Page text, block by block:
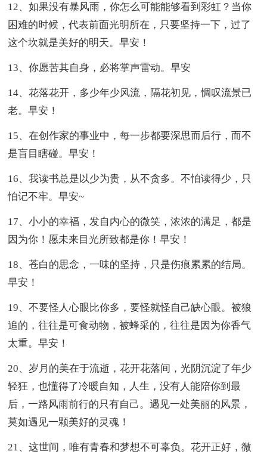
12、如果没有暴风雨，你怎么可能能够看到彩虹？当你
困难的时候，代表前面光明所在，只要坚持一下，过了
这个坎就是美好的明天。早安！
13、你愿苦其自身，必将掌声雷动。早安
14、花落花开，多少年少风流，隔花初见，惆叹流景已
老。早安！
15、在创作家的事业中，每一步都要深思而后行，而不
是盲目瞎碰。早安！
16、我读书总是以少为贵，从不贪多。不怕读得少，只
怕记不牢。早安~
17、小小的幸福，发自内心的微笑，浓浓的满足，都是
因为你！愿未来目光所致都是你！早安！
18、苍白的思念，一味的坚持，只是伤痕累累的结局。
早安！
19、不要怪人心眼比你多，要怪就怪自己缺心眼。被狼
追的，往往是可食动物，被蜂采的，往往是因为你香气
太重。早安！
20、岁月的美在于流逝，花开花落间，光阴沉淀了年少
轻狂，也懂得了冷暖自知，人生，没有人能陪你到最
后，一路风雨前行的只有自己。遇见一处美丽的风景，
莫如遇见一颗美好的灵魂！
21、这世间，唯有青春和梦想不可辜负。花开正好，微